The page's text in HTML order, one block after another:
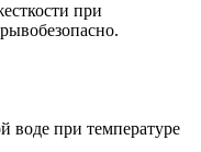
при
воде при температуре